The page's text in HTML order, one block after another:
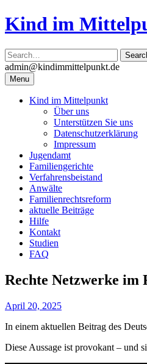
Skip
to
Kind im
admin@kindimmittelpunkt.de
Menu
Kind im Mittelpunkt
Über uns
Unterstützen Sie uns
Datenschutzerklärung
Impressum
Jugendamt
Familiengerichte
Verfahrensbeistand
Anwälte
Familienrechtsreform
aktuelle Beiträge
Hilfe
Kontakt
Studien
FAQ
Rechte Netzwerke
April 20, 2025
In einem aktuellen Beitrag des
Diese Aussage ist provokant – und